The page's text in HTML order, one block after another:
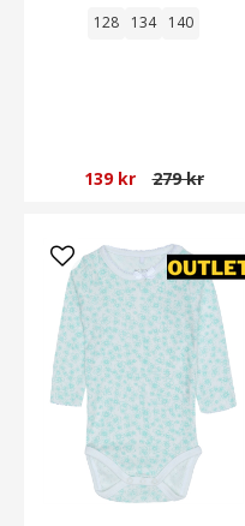
128 134 140
139 kr 279 kr